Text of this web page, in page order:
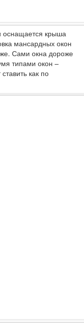
оснащается крыша
мансардных окон
Сами окна дороже
типами окон –
как по